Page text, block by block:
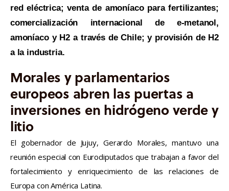
red eléctrica; venta de amoníaco para fertilizantes;
comercialización internacional de e-metanol,
amoníaco y H2 a través de Chile; y provisión de H2
a la industria.
Morales y parlamentarios
europeos abren las puertas a
inversiones en hidrógeno verde y
litio
El gobernador de Jujuy, Gerardo Morales, mantuvo una
reunión especial con Eurodiputados que trabajan a favor del
fortalecimiento y enriquecimiento de las relaciones de
Europa con América Latina.